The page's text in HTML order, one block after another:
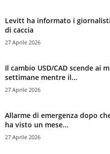
Levitt ha informato i
di caccia
27 Aprile 2026
Il cambio USD/CAD scende ai
settimane mentre il...
27 Aprile 2026
Allarme di emergenza dopo
ha visto un mese...
27 Aprile 2026